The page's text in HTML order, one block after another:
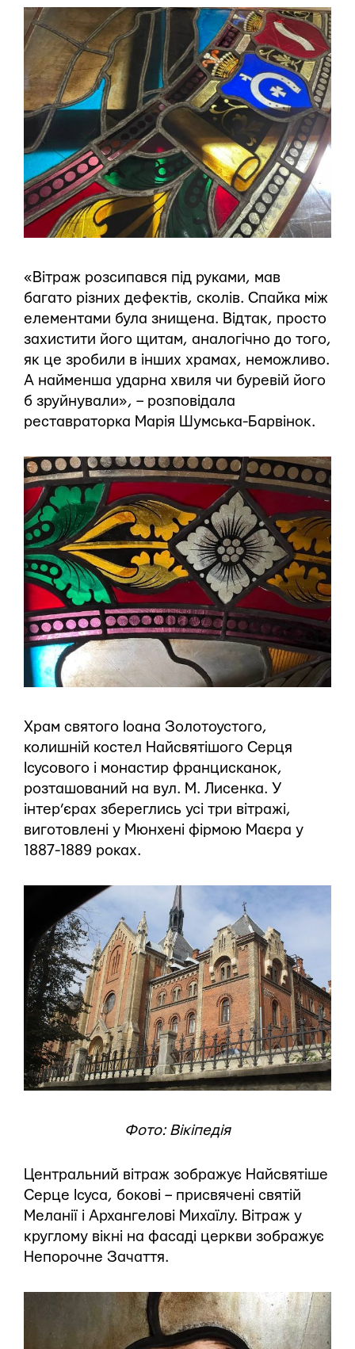
«Вітраж розсипався під руками, мав
багато різних дефектів, сколів. Спайка між
елементами була знищена. Відтак, просто
захистити його щитам, аналогічно до того,
як це зробили в інших храмах, неможливо.
А найменша ударна хвиля чи буревій його
б зруйнували», – розповідала
реставраторка Марія Шумська-Барвінок.
Храм святого Іоана Золотоустого,
колишній костел Найсвятішого Серця
Ісусового і монастир францисканок,
розташований на вул. М. Лисенка. У
інтер’єрах збереглись усі три вітражі,
виготовлені у Мюнхені фірмою Маєра у
1887-1889 роках.
Фото: Вікіпедія
Центральний вітраж зображує Найсвятіше
Серце Ісуса, бокові – присвячені святій
Меланії і Архангелові Михаїлу. Вітраж у
круглому вікні на фасаді церкви зображує
Непорочне Зачаття.